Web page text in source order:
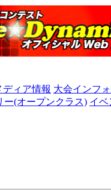
ディア情報 大会インフ
ー(オープンクラス) イベ